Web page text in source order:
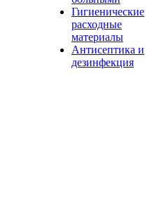
Гигиенические
расходные
материалы
Антисептика и
дезинфекция